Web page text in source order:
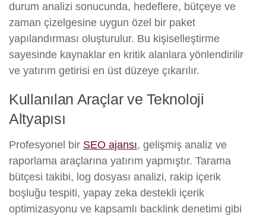
durum analizi sonucunda, hedeflere, bütçeye ve
zaman çizelgesine uygun özel bir paket
yapılandırması oluşturulur. Bu kişiselleştirme
sayesinde kaynaklar en kritik alanlara yönlendirilir
ve yatırım getirisi en üst düzeye çıkarılır.
Kullanılan Araçlar ve Teknoloji
Altyapısı
Profesyonel bir SEO ajansı, gelişmiş analiz ve
raporlama araçlarına yatırım yapmıştır. Tarama
bütçesi takibi, log dosyası analizi, rakip içerik
boşluğu tespiti, yapay zeka destekli içerik
optimizasyonu ve kapsamlı backlink denetimi gibi